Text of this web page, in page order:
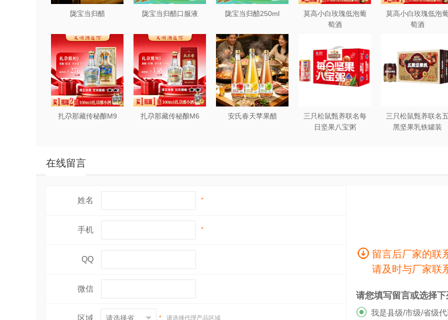
陇宝当归醋 陇宝当归醋口服液 陇宝当归醋250ml
莫高小白玫瑰低泡葡
萄酒
莫高小白玫瑰低泡
萄酒
扎尕那藏传秘酿M9 扎尕那藏传秘酿M6 安氏春天苹果醋
三只松鼠甄养联名每
日坚果八宝粥
三只松鼠甄养联名
黑坚果乳铁罐装
在线留言
姓名 *
手机 *
QQ
微信
区域 * 请选择代理产品区域
留言后厂家的联
请及时与厂家联
请您填写留言或选择
 我是县级/市级/省级